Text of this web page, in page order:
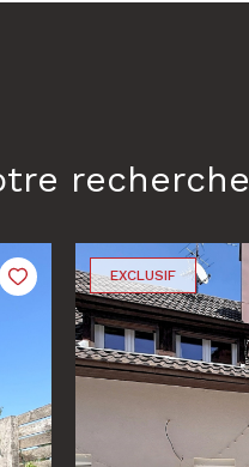
recherche
EXCLUSIF